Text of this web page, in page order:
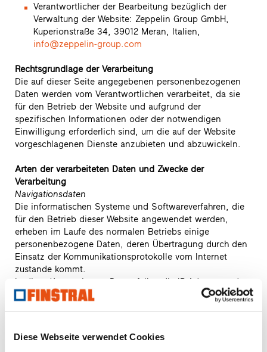
Diese Webseite verwendet Cookies
Verantwortlicher der Bearbeitung bezüglich der
Verwaltung der Website: Zeppelin Group GmbH,
Kuperionstraße 34, 39012 Meran, Italien,
info@zeppelin-group.com
Rechtsgrundlage der Verarbeitung
Die auf dieser Seite angegebenen personenbezogenen
Daten werden vom Verantwortlichen verarbeitet, da sie
für den Betrieb der Website und aufgrund der
spezifischen Informationen oder der notwendigen
Einwilligung erforderlich sind, um die auf der Website
vorgeschlagenen Dienste anzubieten und abzuwickeln.
Arten der verarbeiteten Daten und Zwecke der
Verarbeitung
Navigationsdaten
Die informatischen Systeme und Softwareverfahren, die
für den Betrieb dieser Website angewendet werden,
erheben im Laufe des normalen Betriebs einige
personenbezogene Daten, deren Übertragung durch den
Einsatz der Kommunikationsprotokolle vom Internet
zustande kommt.
In diese Kategorie von Daten fallen die IP-Adressen oder
die Namen der Domains der Computer und Endgeräte,
beantragten Ressourcen, die Uhrzeit der Abfrage, die